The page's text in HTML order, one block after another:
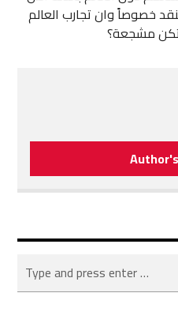
خصوصاً وان تجارب العالم
تكن مشجعة؟